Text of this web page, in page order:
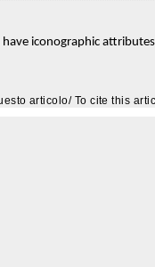
iconographic
articolo/ To cite this